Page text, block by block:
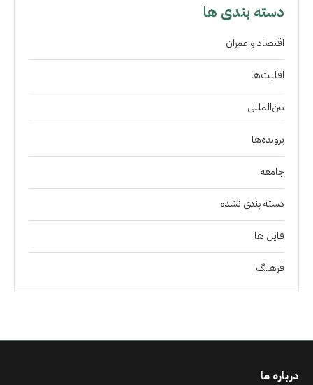
دسته بندی ها
اقتصاد و عمران
اقلیت‌ها
بین‌المللی
پرونده‌ها
جامعه
دسته بندی نشده
فايل ها
فرهنگ
درباره ما